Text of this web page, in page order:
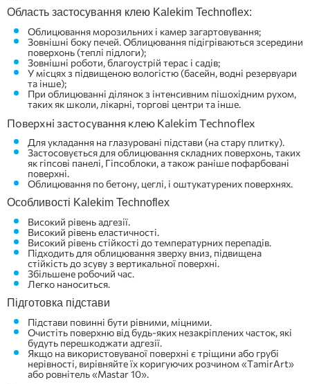
Область застосування клею Kalekim Technoflex:
Облицювання морозильних і камер загартовування;
Зовнішні боку печей. Облицювання підігріваються зсередини
поверхонь (теплі підлоги);
Зовнішні роботи, благоустрій терас і садів;
У місцях з підвищеною вологістю (басейн, водні резервуари
та інше);
При облицюванні ділянок з інтенсивним пішохідним рухом,
таких як школи, лікарні, торгові центри та інше.
Поверхні застосування клею Kalekim Technoflex
Для укладання на глазуровані підстави (на стару плитку).
Застосовується для облицювання складних поверхонь, таких
як гіпсові панелі, Гіпсоблоки, а також раніше пофарбовані
поверхні.
Облицювання по бетону, цеглі, і оштукатурених поверхнях.
Особливості Kalekim Technoflex
Високий рівень адгезії.
Високий рівень еластичності.
Високий рівень стійкості до температурних перепадів.
Підходить для облицювання зверху вниз, підвищена
стійкість до зсуву з вертикальної поверхні.
Збільшене робочий час.
Легко наноситься.
Підготовка підстави
Підстави повинні бути рівними, міцними.
Очистіть поверхню від будь-яких незакріплених часток, які
будуть перешкоджати адгезії.
Якщо на використовуваної поверхні є тріщини або грубі
нерівності, вирівняйте їх коригуючих розчином «TamirArt»
або ровнітель «Mastar 10».